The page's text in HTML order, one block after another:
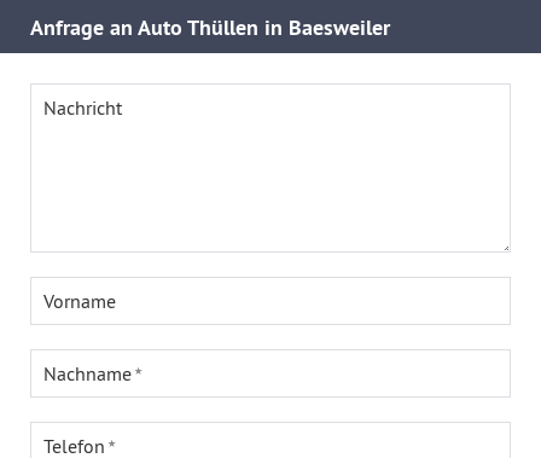
Anfrage an Auto Thüllen in Baesweiler
Nachricht
Vorname
Nachname
Telefon